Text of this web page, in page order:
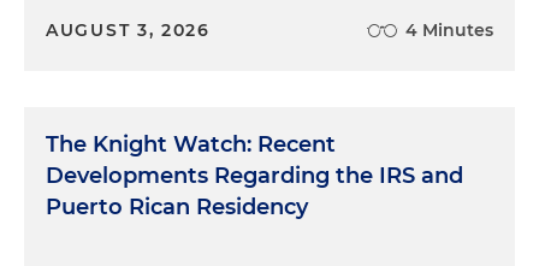
AUGUST 3, 2026 4 Minutes
The Knight Watch: Recent
Developments Regarding the IRS and
Puerto Rican Residency